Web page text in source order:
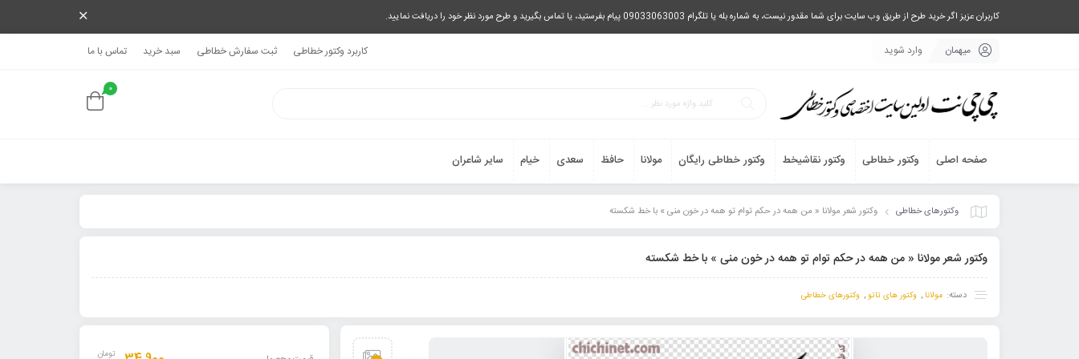
کاربران عزیز اگر خرید طرح از طریق وب سایت برای شما مقدور نیست، به شماره بله یا تلگرام 09033063003 پیام بفرستید، یا تماس بگیرید و طرح مورد نظر خود را دریافت نمایید.
میهمان وارد شوید کاربرد وکتور خطاطی ثبت سفارش خطاطی سبد خرید تماس با ما
0
صفحه اصلی وکتور خطاطی وکتور نقاشیخط وکتور خطاطی رایگان مولانا حافظ سعدی خیام سایر شاعران
وکتورهای خطاطی وکتور شعر مولانا « من همه در حکم توام تو همه در خون منی » با خط شکسته
وکتور شعر مولانا « من همه در حکم توام تو همه در خون منی » با خط شکسته
دسته: مولانا , وکتور های تاتو, وکتورهای خطاطی
تومان